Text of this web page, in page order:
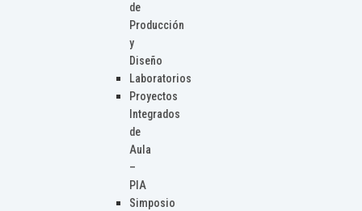
de
Producción
y
Diseño
Laboratorios
Proyectos
Integrados
de
Aula
–
PIA
Simposio